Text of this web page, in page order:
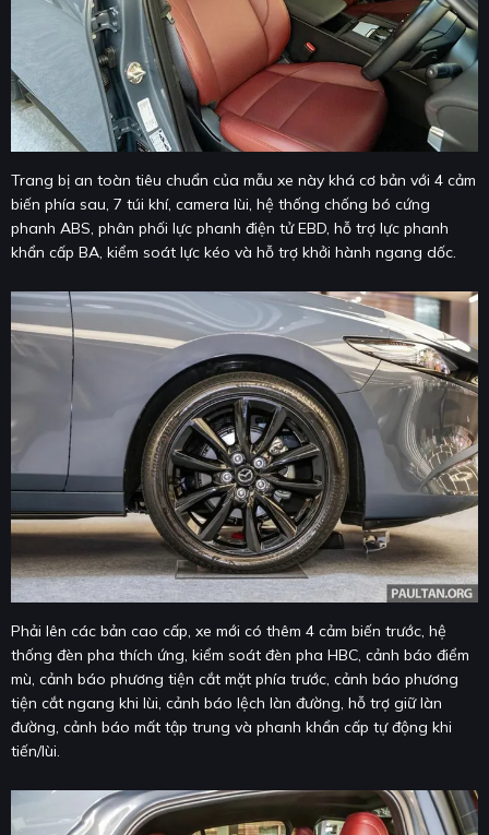
Trang bị an toàn tiêu chuẩn của mẫu xe này khá cơ bản với 4 cảm
biến phía sau, 7 túi khí, camera lùi, hệ thống chống bó cứng
phanh ABS, phân phối lực phanh điện tử EBD, hỗ trợ lực phanh
khẩn cấp BA, kiểm soát lực kéo và hỗ trợ khởi hành ngang dốc.
Phải lên các bản cao cấp, xe mới có thêm 4 cảm biến trước, hệ
thống đèn pha thích ứng, kiểm soát đèn pha HBC, cảnh báo điểm
mù, cảnh báo phương tiện cắt mặt phía trước, cảnh báo phương
tiện cắt ngang khi lùi, cảnh báo lệch làn đường, hỗ trợ giữ làn
đường, cảnh báo mất tập trung và phanh khẩn cấp tự động khi
tiến/lùi.